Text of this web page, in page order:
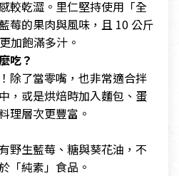
較乾澀。里仁堅持使用「全
莓的果肉與風味，且 10 公斤
加飽滿多汁。
吃？
除了當零嘴，也非常適合拌
，或是烘焙時加入麵包、蛋
理層次更豐富。
野生藍莓、糖與葵花油，不
「純素」食品。